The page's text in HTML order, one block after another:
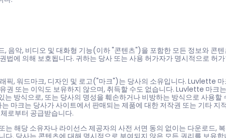
음악, 비디오 및 대화형 기능(이하 "콘텐츠")을 포함한 모든 정보와 콘
에 의해 보호됩니다. 귀하는 당사 또는 사용 허가자가 명시적으로 허
픽, 워드마크, 디자인 및 로고("마크")는 당사의 소유입니다. Luvlette
권 또는 이익도 보유하지 않으며, 취득할 수도 없습니다. Luvlette 마크
방식으로, 또는 당사의 명성을 훼손하거나 비방하는 방식으로 사용할
마크는 당사가 사이트에서 판매되는 제품에 대한 저작권 또는 기타 지
로부터 공급받습니다.
해당 소유자나 라이선스 제공자의 사전 서면 동의 없이는 다운로드,
. 당사는 콘텐츠에 대해 명시적으로 부여되지 않은 모든 권리를 보유합